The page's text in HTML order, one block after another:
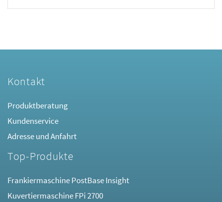
Kontakt
Produktberatung
Kundenservice
Adresse und Anfahrt
Top-Produkte
Frankiermaschine PostBase Insight
Kuvertiermaschine FPi 2700